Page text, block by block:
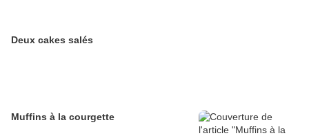
Deux cakes salés
Muffins à la courgette